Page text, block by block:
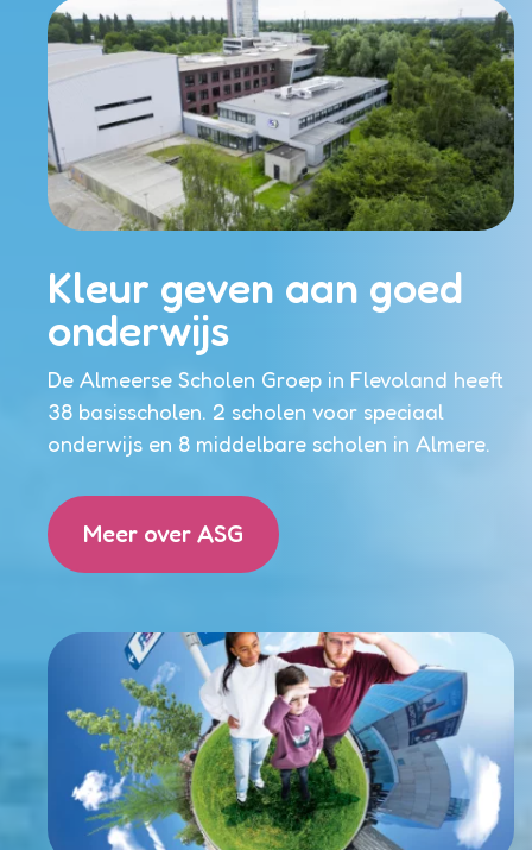
Kleur geven aan goed
onderwijs
De Almeerse Scholen Groep in Flevoland heeft
38 basisscholen. 2 scholen voor speciaal
onderwijs en 8 middelbare scholen in Almere.
Meer over ASG